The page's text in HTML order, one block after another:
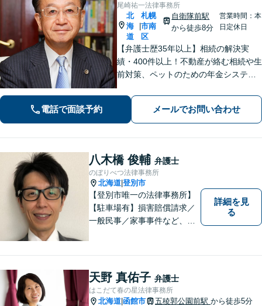
尾崎祐一法律事務所
北
海
道
札幌
市南
区
自衛隊前駅
から徒歩8分
営業時間：本
日定休日
【弁護士歴35年以上】相続の解決実
績・400件以上！不動産が絡む相続や生
前対策、ペットのための年金システム
金・刑事事件・不動産トラブルなど幅
広く対応。依頼者の背景に潜む原因を
しっかり把握することを心がけていま
す。
電話で面談予約 メールでお問い合わせ
八木橋 俊輔 弁護士
のぼりべつ法律事務所
北海道 登別市
【登別市唯一の法律事務所】
【駐車場有】損害賠償請求／
一般民事／家事事件など、幅
解決し、明るく活気のある地
域づくりに貢献いたします。
小さなお困りごとでも、お早
めにご相談ください！
詳細を見
る
天野 真佑子 弁護士
はこだて春の星法律事務所
北海道 函館市 五稜郭公園前駅 から徒歩5分